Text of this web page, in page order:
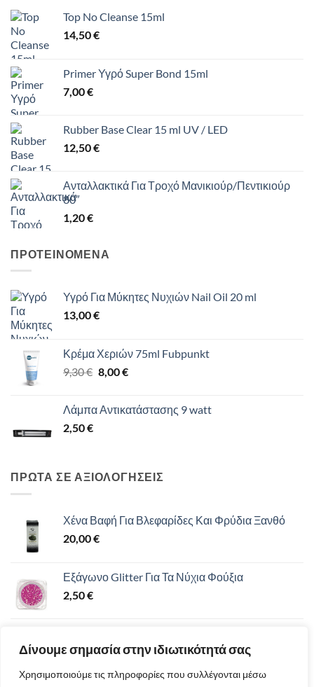
Δίνουμε σημασία στην ιδιωτικότητά σας
Χρησιμοποιούμε τις πληροφορίες που συλλέγονται μέσω
Top No Cleanse 15ml
14,50€
Primer Υγρό Super Bond 15ml
7,00€
Rubber Base Clear 15 ml UV / LED
12,50€
Ανταλλακτικά Για Τροχό Μανικιούρ/Πεντικιούρ
80″
1,20€
ΠΡΟΤΕΙΝΟΜΕΝΑ
Υγρό Για Μύκητες Νυχιών Nail Oil 20 ml
13,00€
Κρέμα Χεριών 75ml Fubpunkt
9,30€ Original
9,30 €.
8,00€Η
είναι:
Λάμπα Αντικατάστασης 9 watt
2,50€
ΠΡΩΤΑ ΣΕ ΑΞΙΟΛΟΓΗΣΕΙΣ
Χένα Βαφή Για Βλεφαρίδες Και Φρύδια Ξανθό
20,00€
Εξάγωνο Glitter Για Τα Νύχια Φούξια
2,50€
5,60€